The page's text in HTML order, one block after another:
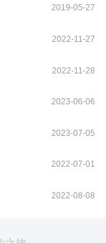
2019-05-27
2022-11-27
2022-11-28
2023-06-06
2023-07-05
2022-07-01
2022-08-08